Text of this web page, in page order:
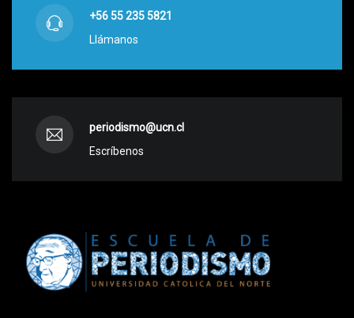
+56 55 235 5821
Llámanos
periodismo@ucn.cl
Escríbenos